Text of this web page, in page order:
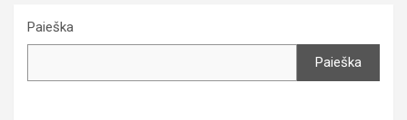
Paieška
Paieška